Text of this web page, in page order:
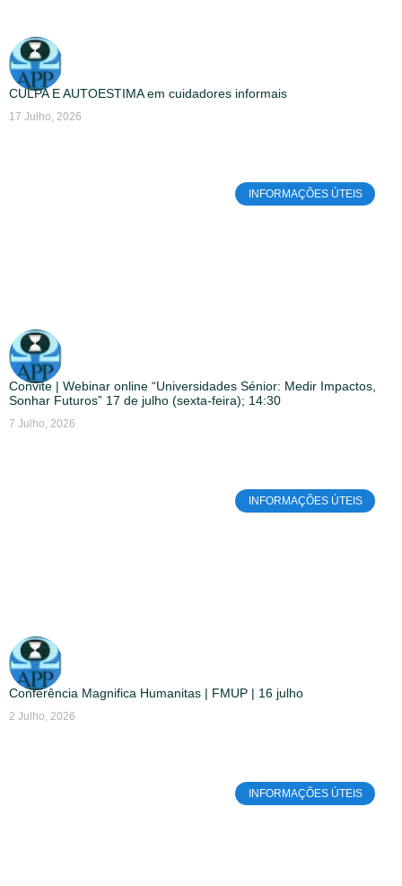
CULPA E AUTOESTIMA em cuidadores informais
17 Julho, 2026
INFORMAÇÕES ÚTEIS
Convite | Webinar online “Universidades Sénior: Medir Impactos,
Sonhar Futuros” 17 de julho (sexta-feira); 14:30
7 Julho, 2026
INFORMAÇÕES ÚTEIS
Conferência Magnifica Humanitas | FMUP | 16 julho
2 Julho, 2026
INFORMAÇÕES ÚTEIS